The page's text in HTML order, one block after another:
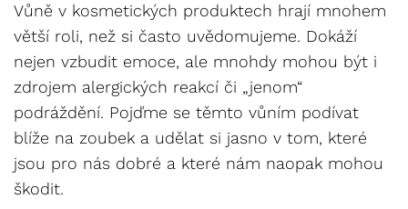
Vůně v kosmetických produktech hrají mnohem
větší roli, než si často uvědomujeme. Dokáží
nejen vzbudit emoce, ale mnohdy mohou být i
zdrojem alergických reakcí či „jenom“
podráždění. Pojďme se těmto vůním podívat
blíže na zoubek a udělat si jasno v tom, které
jsou pro nás dobré a které nám naopak mohou
škodit.